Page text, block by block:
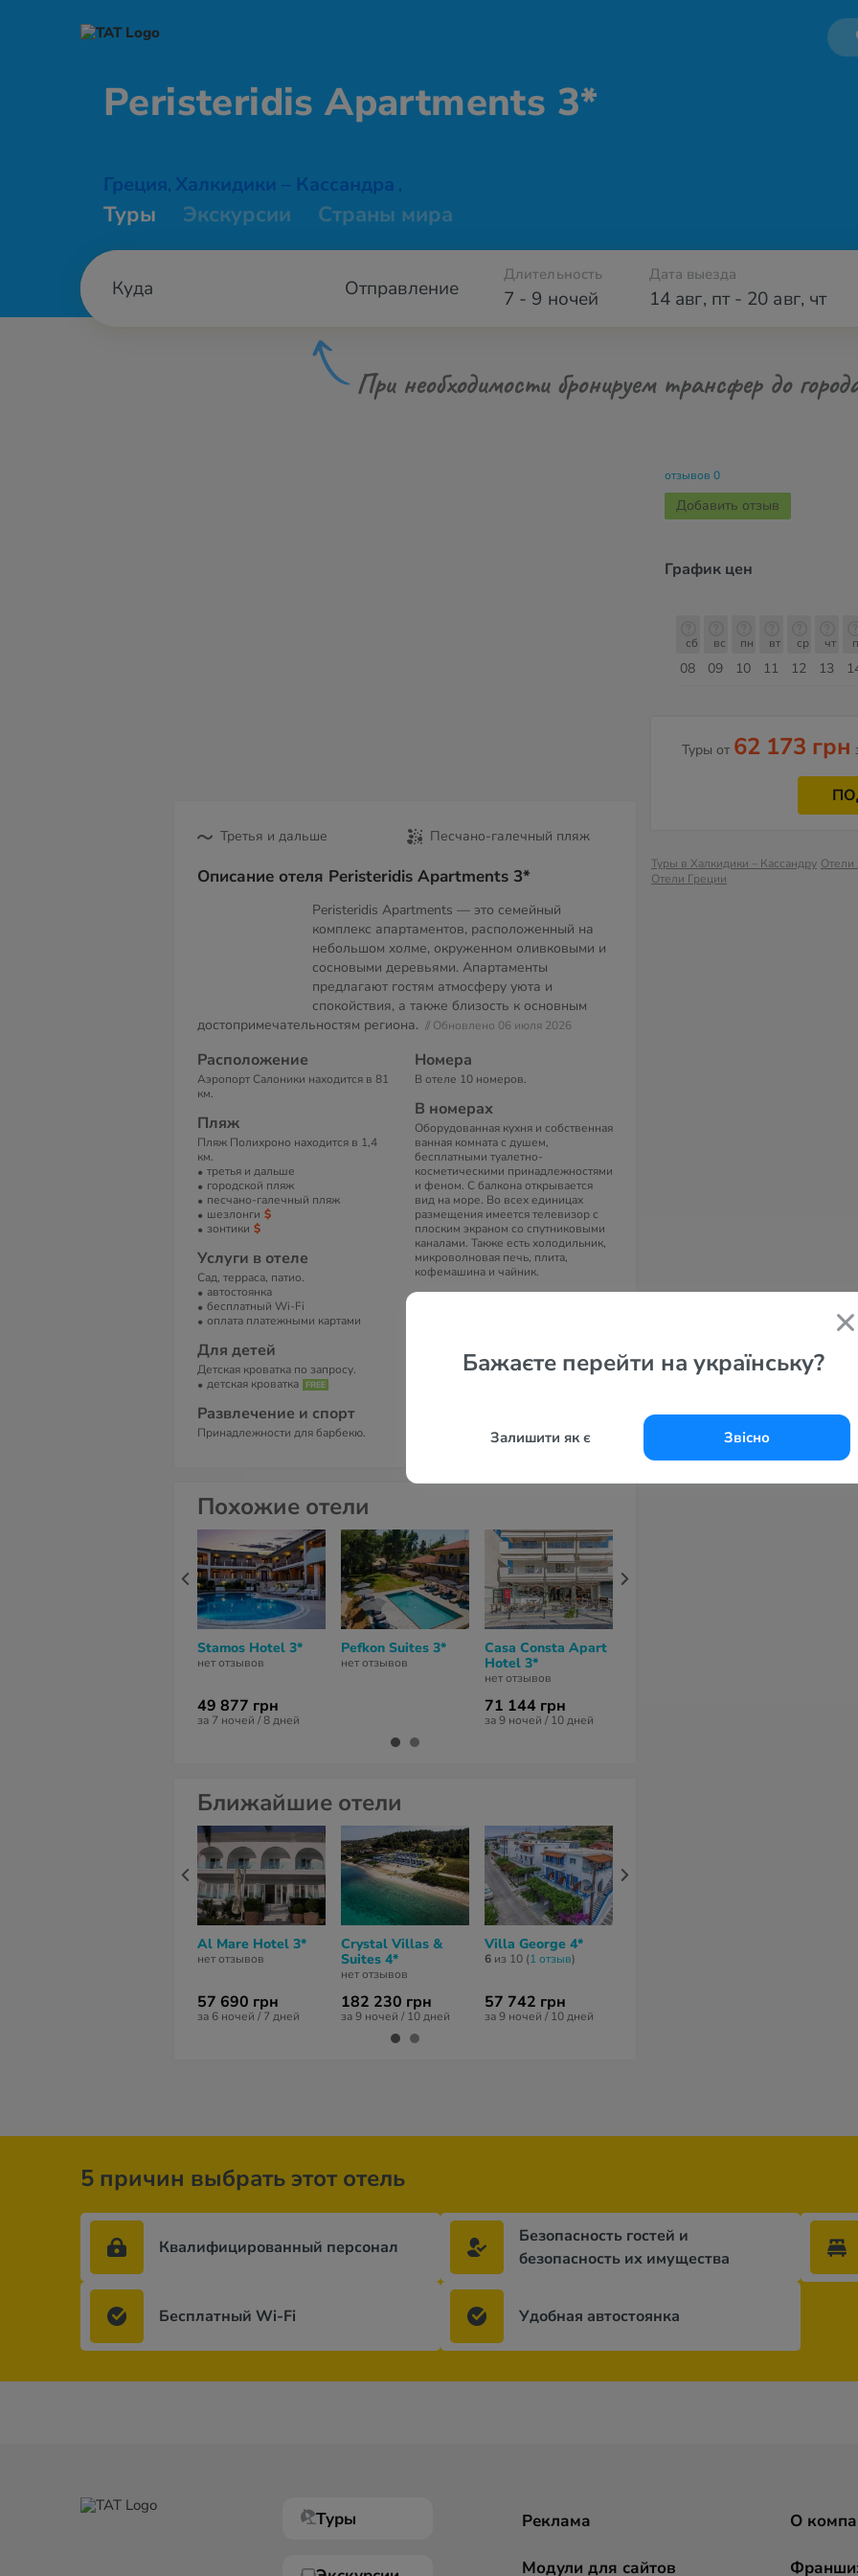
Бажаєте перейти на українську?
Залишити як є Звісно
PeristeridisApartments 3*
Греция, Халкидики – Кассандра ,
Туры Экскурсии Страны мира
Отправление 7 - 9 ночей
Длительность Дата выезда
14 авг, пт- 20 авг, чт
При необходимости бронируем трансфер до
Третья и дальше Песчано-галечный пляж
Описание отеля Peristeridis Apartments 3*
Peristeridis Apartments — это семейный
комплекс апартаментов, расположенный на
небольшом холме, окруженном оливковыми и
сосновыми деревьями. Апартаменты
предлагают гостям атмосферу уюта и
спокойствия, а также близость к основным
достопримечательностям региона. // Обновлено 06 июля 2026
Расположение
Аэропорт Салоники находится в 81
км.
Пляж
Пляж Полихроно находится в 1,4
км.
третья и дальше
городской пляж
песчано-галечный пляж
шезлонги
зонтики
Услуги в отеле
Сад, терраса, патио.
автостоянка
бесплатный Wi-Fi
оплата платежными картами
Для детей
Детская кроватка по запросу.
детская кроватка
Развлечение и спорт
Принадлежности для барбекю.
Номера
В отеле 10 номеров.
В номерах
Оборудованная кухня и собственная
ванная комната с душем,
бесплатными туалетно-
косметическими принадлежностями
и феном. C балкона открывается
вид на море. Во всех единицах
размещения имеется телевизор с
плоским экраном со спутниковыми
каналами. Также есть холодильник,
микроволновая печь, плита,
кофемашина и чайник.
Телефоны
отзывов 0
Добавить отзыв
График цен
08
сб
09
вс
10
пн
11
вт
12
ср
13
чт
Туры от 62 173 грн
Туры в Халкидики – Кассандру Отели
Отели Греции
Похожие отели
Stamos Hotel 3*
нет отзывов
49 877 грн
за 7 ночей / 8 дней
Pefkon Suites 3*
нет отзывов
Casa Consta Apart
Hotel 3*
нет отзывов
71 144 грн
за 9 ночей / 10 дней
Ближайшие отели
Al Mare Hotel 3*
нет отзывов
57 690 грн
за 6 ночей / 7 дней
Crystal Villas &
Suites 4*
нет отзывов
182 230 грн
за 9 ночей / 10 дней
Villa George 4*
6 из 10 (1 отзыв)
57 742 грн
за 9 ночей / 10 дней
5 причин выбрать этот отель
Квалифицированный персонал
Безопасность гостей и
безопасность их имущества
Бесплатный Wi-Fi Удобная автостоянка
Туры Реклама
Модули для сайтов
О